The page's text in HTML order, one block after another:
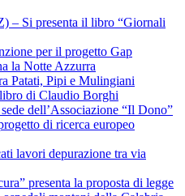
– Si presenta il libro “Giornali
per il progetto Gap
la Notte Azzurra
Patati, Pipi e Mulingiani
di Claudio Borghi
dell’Associazione “Il Dono”
di ricerca europeo
lavori depurazione tra via
presenta la proposta di legge